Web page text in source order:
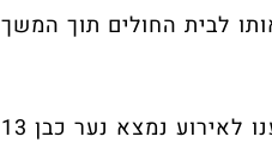
לבית החולים תוך המשך
משה קרויזר ויוסי הורוביץ מתנדבי 'צוות הצלה' שטיפלו באירוע מוסיפים: "בהגיענו לאירוע נמצא נער כבן 13